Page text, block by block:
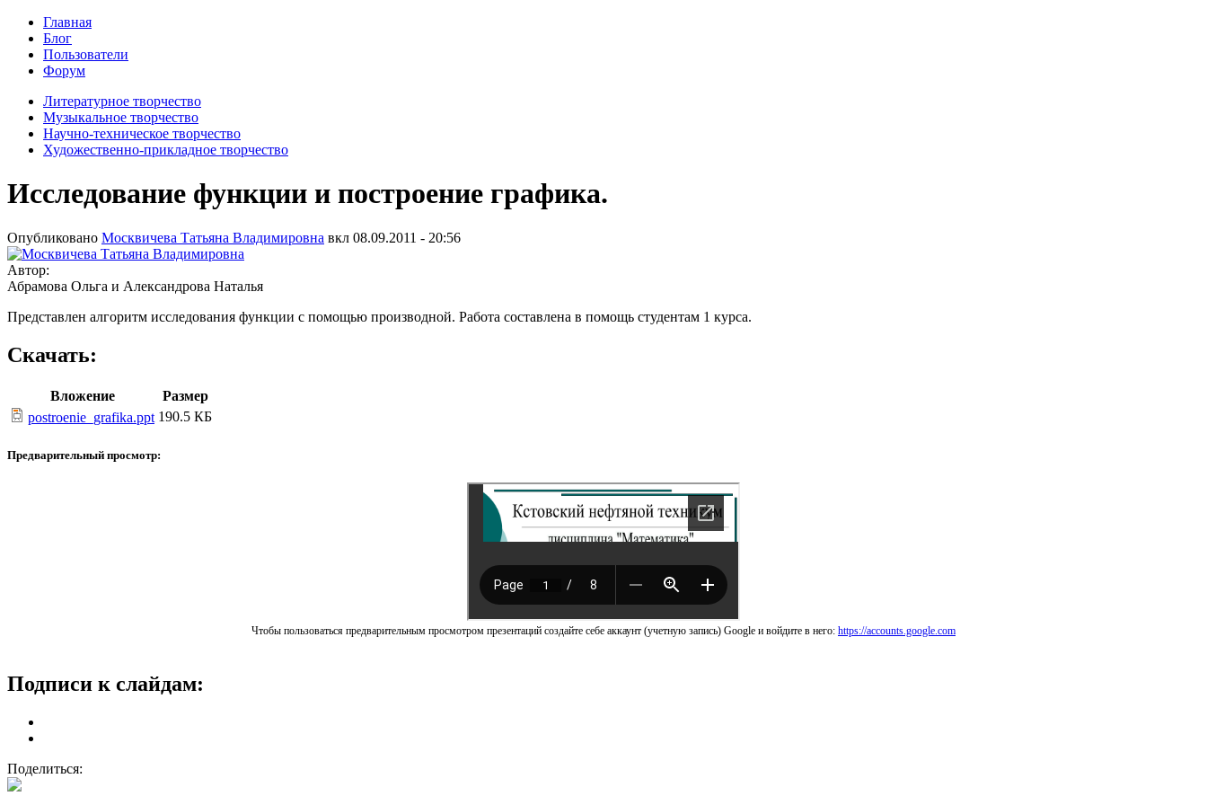
Главная
Блог
Пользователи
Форум
Литературное творчество
Музыкальное творчество
Научно-техническое творчество
Художественно-прикладное творчество
Исследование функции и построение графика.
Опубликовано Москвичева Татьяна Владимировна вкл 08.09.2011 - 20:56
Автор:
Абрамова Ольга и Александрова Наталья
Представлен алгоритм исследования функции с помощью производной. Работа составлена в помощь студентам 1 курса.
Скачать:
Вложение
Размер
postroenie_grafika.ppt 190.5 КБ
Предварительный просмотр:
Чтобы пользоваться предварительным просмотром презентаций создайте себе аккаунт (учетную запись) Google и войдите в него: https://accounts.google.com
Подписи к слайдам:
Поделиться: